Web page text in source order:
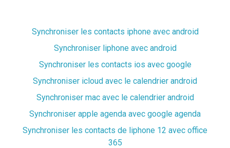
Synchroniser les contacts iphone avec android
Synchroniser liphone avec android
Synchroniser les contacts ios avec google
Synchroniser icloud avec le calendrier android
Synchroniser mac avec le calendrier android
Synchroniser apple agenda avec google agenda
Synchroniser les contacts de liphone 12 avec office
365